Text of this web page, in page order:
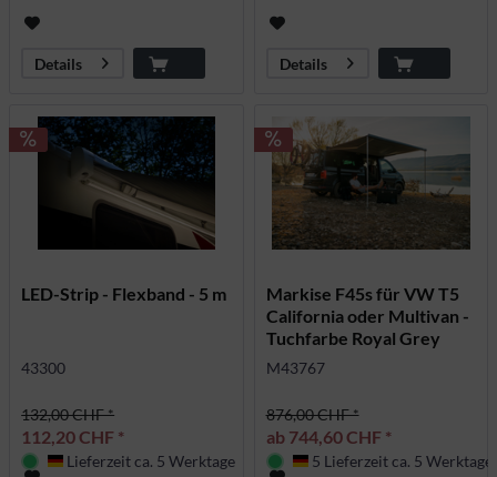
Details Details
LED-Strip - Flexband - 5 m
43300
132,00 CHF *
112,20 CHF *
Deutschland
Lieferzeit ca. 5 Werktage
Markise F45s für VW T5
California oder Multivan -
Tuchfarbe Royal Grey
M43767
876,00 CHF *
ab 744,60 CHF *
Deutschland
5 Lieferzeit ca. 5 Werktage